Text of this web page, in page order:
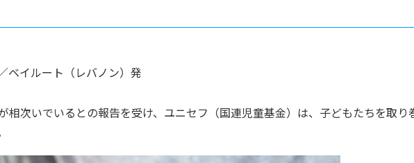
イルート（レバノン） 発
相次いでいるとの報告を受け、ユニセフ（国連児童基金）は、子どもたちを取り